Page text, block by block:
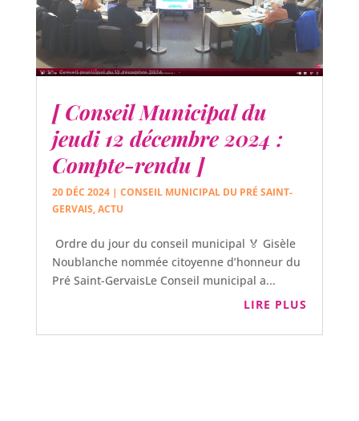
[ Conseil Municipal du
jeudi 12 décembre 2024 :
Compte-rendu ]
20 DÉC 2024| CONSEIL MUNICIPAL DU PRÉ SAINT-
GERVAIS,ACTU
Ordre du jour du conseil municipal 🏅 Gisèle
Noublanche nommée citoyenne d’honneur du
Pré Saint-GervaisLe Conseil municipal a...
LIRE PLUS